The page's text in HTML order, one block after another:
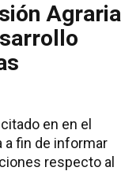
Agraria
en en el
a fin de informar
respecto al